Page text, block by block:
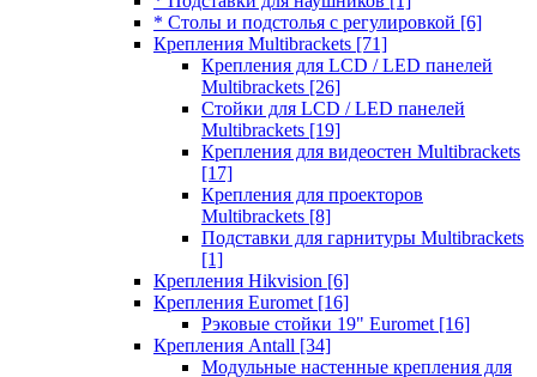
* Столы и подстолья с регулировкой [6]
Крепления Multibrackets [71]
Крепления для LCD / LED панелей
Multibrackets [26]
Стойки для LCD / LED панелей
Multibrackets [19]
Крепления для видеостен Multibrackets
[17]
Крепления для проекторов
Multibrackets [8]
Подставки для гарнитуры Multibrackets
[1]
Крепления Hikvision [6]
Крепления Euromet [16]
Рэковые стойки 19" Euromet [16]
Крепления Antall [34]
Модульные настенные крепления для